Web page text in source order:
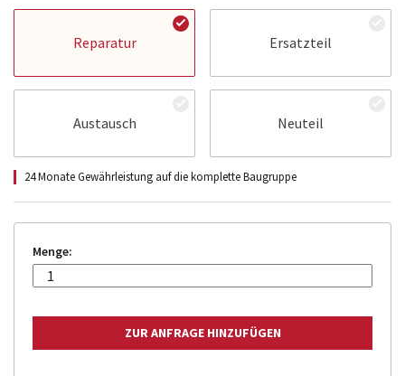
Reparatur Ersatzteil
Austausch Neuteil
24 Monate Gewährleistung auf die komplette Baugruppe
Menge: